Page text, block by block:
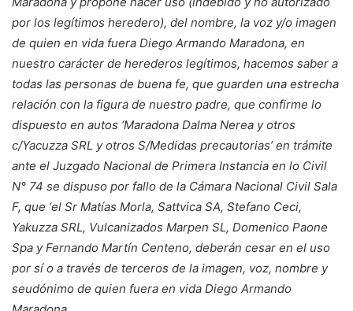
por los legítimos heredero), del nombre, la voz y/o imagen
de quien en vida fuera Diego Armando Maradona, en
nuestro carácter de herederos legítimos, hacemos saber a
todas las personas de buena fe, que guarden una estrecha
relación con la figura de nuestro padre, que confirme lo
dispuesto en autos ‘Maradona Dalma Nerea y otros
c/Yacuzza SRL y otros S/Medidas precautorias’ en trámite
ante el Juzgado Nacional de Primera Instancia en lo Civil
N° 74 se dispuso por fallo de la Cámara Nacional Civil Sala
F, que ‘el Sr Matías Morla, Sattvica SA, Stefano Ceci,
Yakuzza SRL, Vulcanizados Marpen SL, Domenico Paone
Spa y Fernando Martín Centeno, deberán cesar en el uso
por sí o a través de terceros de la imagen, voz, nombre y
seudónimo de quien fuera en vida Diego Armando